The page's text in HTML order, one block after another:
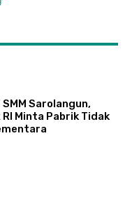
Sarolangun,
RI Minta Pabrik Tidak